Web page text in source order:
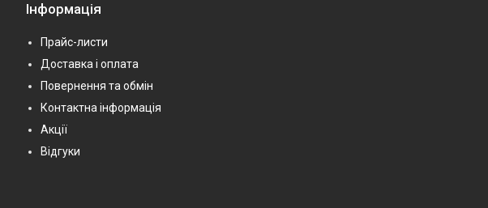
Інформація
Прайс-листи
Доставка і оплата
Повернення та обмін
Контактна інформація
Акції
Відгуки